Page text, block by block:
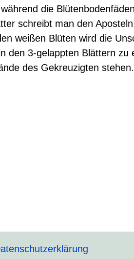
die
schreibt man den
weißen Blüten wird die
den 3-gelappten Blättern zu
des Gekreuzigten stehen.